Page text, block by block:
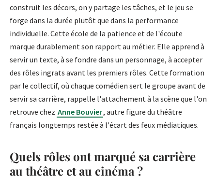
construit les décors, on y partage les tâches, et le jeu se
forge dans la durée plutôt que dans la performance
individuelle. Cette école de la patience et de l'écoute
marque durablement son rapport au métier. Elle apprend à
servir un texte, à se fondre dans un personnage, à accepter
des rôles ingrats avant les premiers rôles. Cette formation
par le collectif, où chaque comédien sert le groupe avant de
servir sa carrière, rappelle l'attachement à la scène que l'on
retrouve chez Anne Bouvier, autre figure du théâtre
français longtemps restée à l'écart des feux médiatiques.
Quels rôles ont marqué sa carrière
au théâtre et au cinéma ?